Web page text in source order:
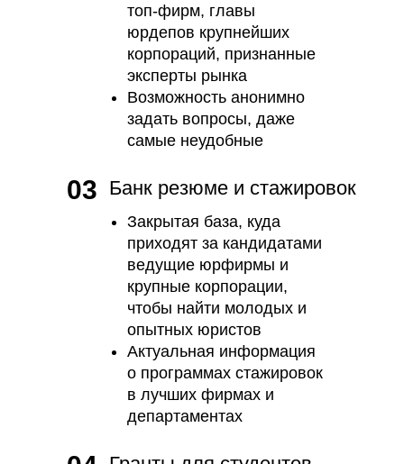
03 Банк резюме и стажировок
Закрытая база, куда
приходят за кандидатами
ведущие юрфирмы и
крупные корпорации,
чтобы найти молодых и
опытных юристов
Актуальная информация
о программах стажировок
в лучших фирмах и
департаментах
топ-фирм, главы
юрдепов крупнейших
корпораций, признанные
эксперты рынка
Возможность анонимно
задать вопросы, даже
самые неудобные